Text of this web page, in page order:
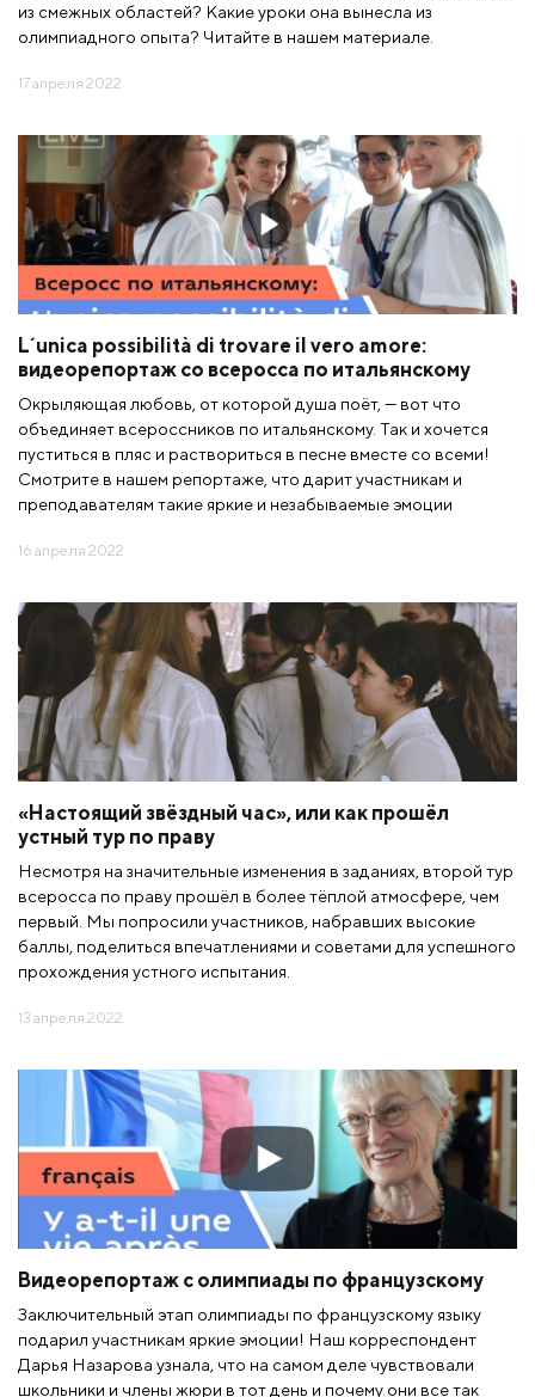
из смежных областей? Какие уроки она вынесла из
олимпиадного опыта? Читайте в нашем материале.
17 апреля 2022
L´unica possibilità di trovare il vero amore:
видеорепортаж со всеросса по итальянскому
Окрыляющая любовь, от которой душа поёт, — вот что
объединяет всероссников по итальянскому. Так и хочется
пуститься в пляс и раствориться в песне вместе со всеми!
Смотрите в нашем репортаже, что дарит участникам и
преподавателям такие яркие и незабываемые эмоции
16 апреля 2022
«Настоящий звёздный час», или как прошёл
устный тур по праву
Несмотря на значительные изменения в заданиях, второй тур
всеросса по праву прошёл в более тёплой атмосфере, чем
первый. Мы попросили участников, набравших высокие
баллы, поделиться впечатлениями и советами для успешного
прохождения устного испытания.
13 апреля 2022
Видеорепортаж с олимпиады по французскому
Заключительный этап олимпиады по французскому языку
подарил участникам яркие эмоции! Наш корреспондент
Дарья Назарова узнала, что на самом деле чувствовали
школьники и члены жюри в тот день и почему они все так